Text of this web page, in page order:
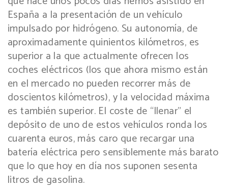
España a la presentación de un vehículo
impulsado por hidrógeno. Su autonomía, de
aproximadamente quinientos kilómetros, es
superior a la que actualmente ofrecen los
coches eléctricos (los que ahora mismo están
en el mercado no pueden recorrer más de
doscientos kilómetros), y la velocidad máxima
es también superior. El coste de “llenar” el
depósito de uno de estos vehículos ronda los
cuarenta euros, más caro que recargar una
batería eléctrica pero sensiblemente más barato
que lo que hoy en día nos suponen sesenta
litros de gasolina.